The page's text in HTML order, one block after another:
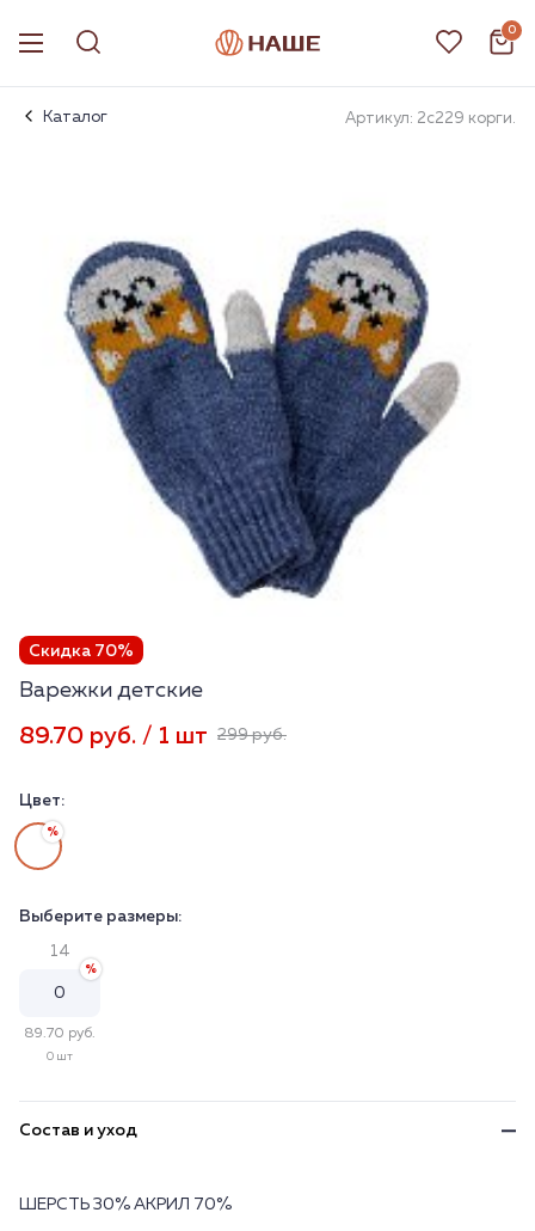
0
Каталог Артикул: 2с229 корги.
Скидка 70%
Варежки детские
89.70 руб. / 1 шт 299 руб.
Цвет:
Выберите размеры:
14
89.70 руб.
0 шт
Состав и уход
ШЕРСТЬ 30% АКРИЛ 70%